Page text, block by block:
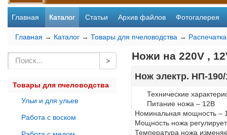
Главная Каталог Статьи Архив файлов Фотогалерея
Главная → Каталог → Товары для пчеловодства →
Товары для пчеловодства
Ульи и для ульев
Работа с воском
Ножи на 220V ,
Нож электр. НП-
Технические
Питание ножа – 12В
Номинальная мощность –
Мощность ножа
Температура ножа